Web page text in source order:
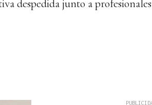
despedida junto a profesionales